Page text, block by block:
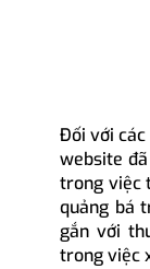
Đối với các
website
trong việc
quảng bá
gắn với
trong việc